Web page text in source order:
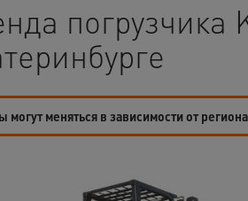
погрузчика
могут меняться в зависимости от